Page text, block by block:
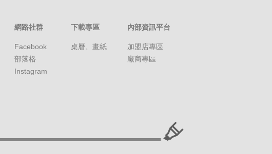
網路社群
Facebook
部落格
Instagram
下載專區
桌曆、畫紙
內部資訊平台
加盟店專區
廠商專區